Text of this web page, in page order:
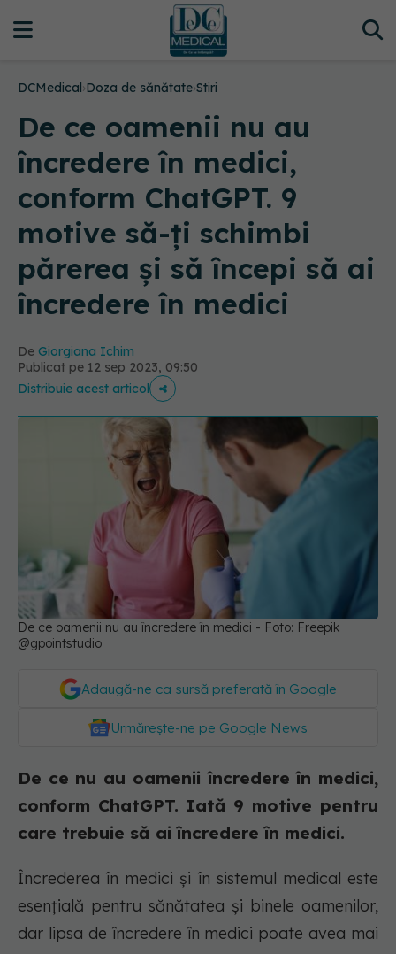
DCMedical›Doza de sănătate›Stiri
De ce oamenii nu au
încredere în medici,
conform ChatGPT. 9
motive să-ți schimbi
părerea și să începi să ai
încredere în medici
De Giorgiana Ichim
Publicat pe 12 sep 2023, 09:50
Distribuie acest articol
De ce oamenii nu au încredere în medici - Foto: Freepik
@gpointstudio
Adaugă-ne ca sursă preferată în Google
Urmărește-ne pe Google News
De ce nu au oamenii încredere în medici,
conform ChatGPT. Iată 9 motive pentru
care trebuie să ai încredere în medici.
Încrederea în medici și în sistemul medical este
esențială pentru sănătatea și binele oamenilor,
dar lipsa de încredere în medici poate avea mai